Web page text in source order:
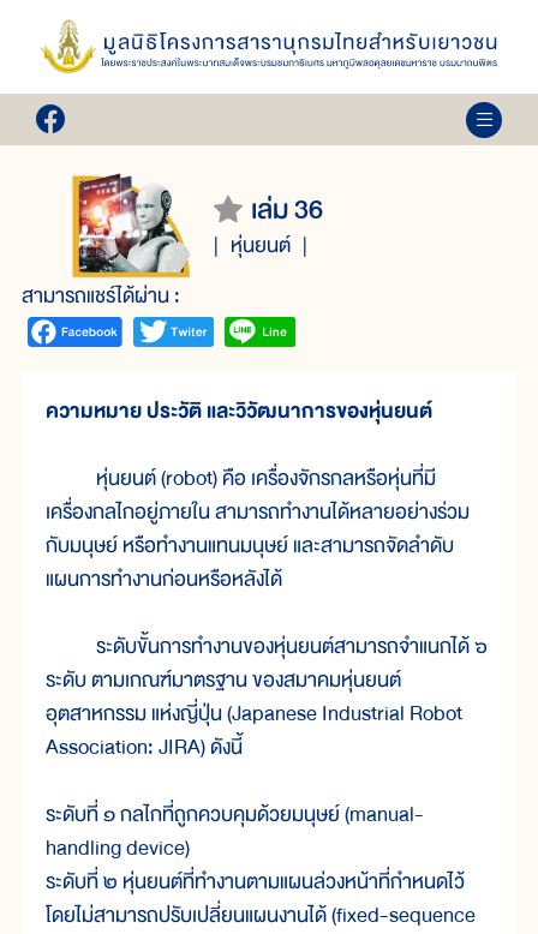
เล่ม 36
หุ่นยนต์
สามารถแชร์ได้ผ่าน :
ความหมาย ประวัติ และวิวัฒนาการของหุ่นยนต์
หุ่นยนต์ (robot) คือ เครื่องจักรกลหรือหุ่นที่มี
เครื่องกลไกอยู่ภายใน สามารถทำงานได้หลายอย่างร่วม
กับมนุษย์ หรือทำงานแทนมนุษย์ และสามารถจัดลำดับ
แผนการทำงานก่อนหรือหลังได้
ระดับขั้นการทำงานของหุ่นยนต์สามารถจำแนกได้ ๖
ระดับ ตามเกณฑ์มาตรฐาน ของสมาคมหุ่นยนต์
อุตสาหกรรม แห่งญี่ปุ่น (Japanese Industrial Robot
Association: JIRA) ดังนี้
ระดับที่ ๑ กลไกที่ถูกควบคุมด้วยมนุษย์ (manual-
handling device)
ระดับที่ ๒ หุ่นยนต์ที่ทำงานตามแผนล่วงหน้าที่กำหนดไว้
โดยไม่สามารถปรับเปลี่ยนแผนงานได้ (fixed-sequence